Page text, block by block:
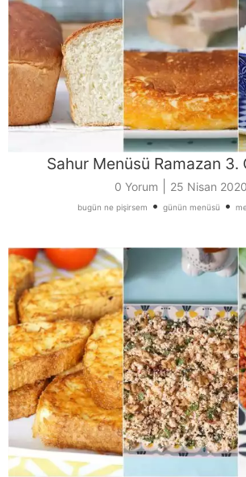
Sahur Menüsü Ramazan 3.
0 Yorum 25 Nisan 2020
bugün ne pişirsem • günün menüsü •